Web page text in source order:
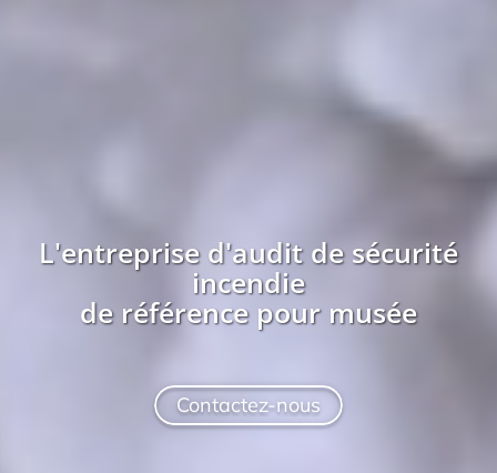
L'entreprise d'audit de sécurité
incendie
de référence pour musée
Contactez-nous